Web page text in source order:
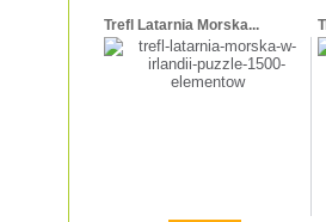
Trefl Latarnia Morska...